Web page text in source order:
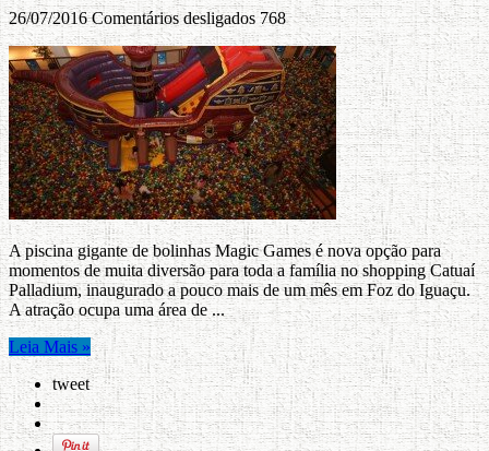
26/07/2016 Comentários desligados 768
A piscina gigante de bolinhas Magic Games é nova opção para
momentos de muita diversão para toda a família no shopping Catuaí
Palladium, inaugurado a pouco mais de um mês em Foz do Iguaçu.
A atração ocupa uma área de ...
Leia Mais »
tweet